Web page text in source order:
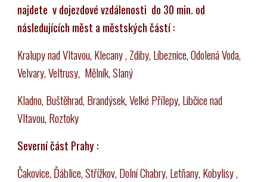
najdete v dojezdové vzdálenosti do 30 min. od
následujících měst a městských částí :
Kralupy nad Vltavou, Klecany , Zdiby, Líbeznice, Odolená Voda,
Velvary, Veltrusy, Mělník, Slaný
Kladno, Buštěhrad, Brandýsek, Velké Přílepy, Libčice nad
Vltavou, Roztoky
Severní část Prahy :
Čakovice, Ďáblice, Střížkov, Dolní Chabry, Letňany, Kobylisy ,